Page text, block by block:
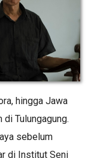
hingga Jawa
Tulungagung.
sebelum
di Institut Seni